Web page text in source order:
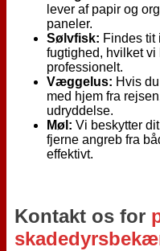
lever af papir og
paneler.
Sølvfisk: Findes
fugtighed, hvilket
professionelt.
Væggelus: Hvis
med hjem fra
udryddelse.
Møl: Vi beskytter
fjerne angreb fra
effektivt.
Kontakt os for